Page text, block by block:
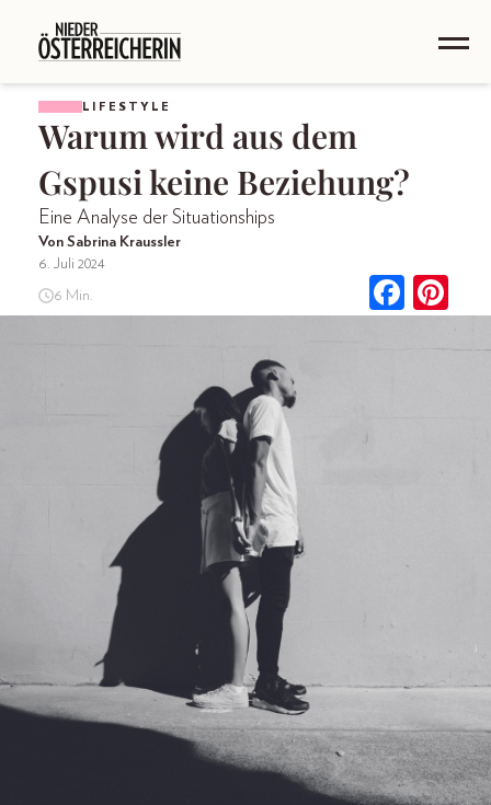
LIFESTYLE
Warum wird aus dem
Gspusi keine Beziehung?
Eine Analyse der Situationships
Von Sabrina Kraussler
6. Juli 2024
6 Min.